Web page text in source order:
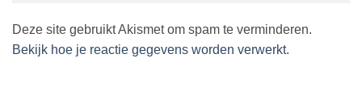
Deze site gebruikt Akismet om spam te verminderen.
Bekijk hoe je reactie gegevens worden verwerkt.